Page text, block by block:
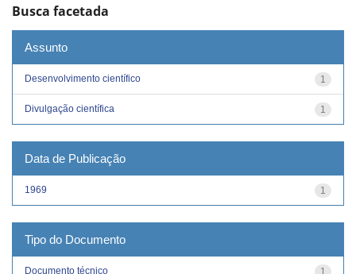
Busca facetada
Assunto
1
Desenvolvimento científico
1
Divulgação científica
Data de Publicação
1
1969
Tipo do Documento
1
Documento técnico